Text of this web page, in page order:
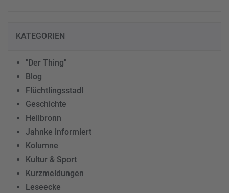
KATEGORIEN
"Der Thing"
Blog
Flüchtlingsstadl
Geschichte
Heilbronn
Jahnke informiert
Kolumne
Kultur & Sport
Kurzmeldungen
Leseecke